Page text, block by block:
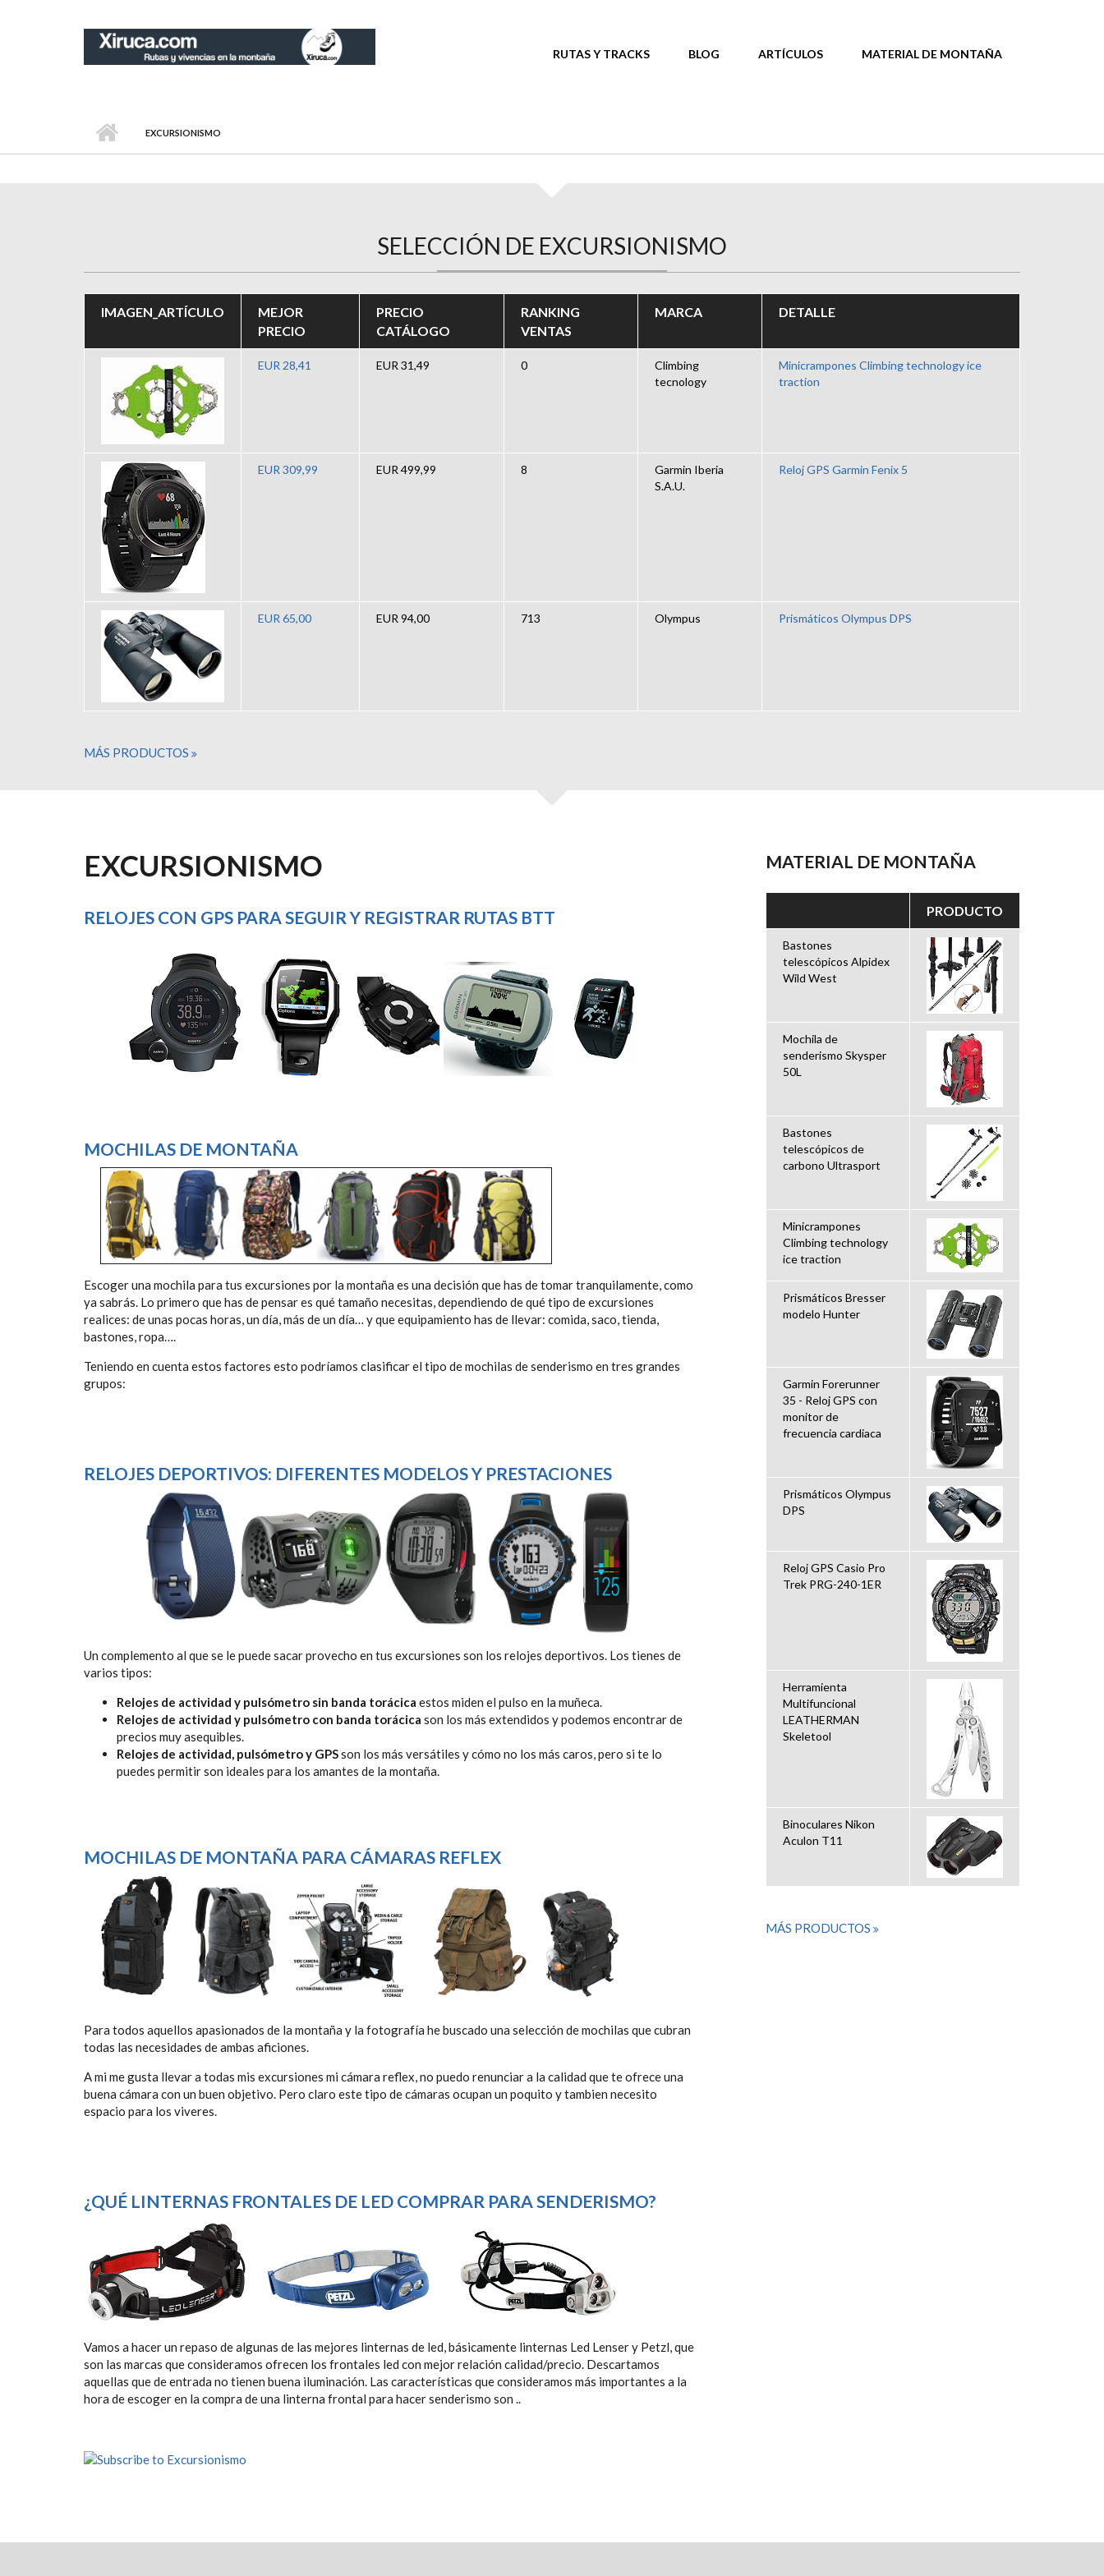
MENÚ PRINCIPALRUTAS Y TRACKS BLOG ARTÍCULOS MATERIAL DE MONTAÑA
EXCURSIONISMO
SELECCIÓN DE EXCURSIONISMO
IMAGEN_ARTÍCULO
MEJOR
PRECIO
PRECIO
CATÁLOGO
RANKING
VENTAS
MARCA DETALLE
EUR 28,41 EUR 31,49 0
Climbing
tecnology
Minicrampones Climbing technology ice
traction
EUR 309,99 EUR 499,99 8
Garmin Iberia
S.A.U.
Reloj GPS Garmin Fenix 5
EUR 65,00 EUR 94,00 713 Olympus Prismáticos Olympus DPS
MÁS PRODUCTOS
EXCURSIONISMO
RELOJES CON GPS PARA SEGUIR Y REGISTRAR RUTAS BTT
MOCHILAS DE MONTAÑA
Escoger una mochila para tus excursiones por la montaña es una decisión que has de tomar tranquilamente, como
ya sabrás. Lo primero que has de pensar es qué tamaño necesitas, dependiendo de qué tipo de excursiones
realices: de unas pocas horas, un día, más de un día… y que equipamiento has de llevar: comida, saco, tienda,
bastones, ropa….
Teniendo en cuenta estos factores esto podríamos clasificar el tipo de mochilas de senderismo en tres grandes
grupos:
RELOJES DEPORTIVOS: DIFERENTES MODELOS Y PRESTACIONES
Un complemento al que se le puede sacar provecho en tus excursiones son los relojes deportivos. Los tienes de
varios tipos:
Relojes de actividad y pulsómetro sin banda torácica estos miden el pulso en la muñeca.
Relojes de actividad y pulsómetro con banda torácica son los más extendidos y podemos encontrar de
precios muy asequibles.
Relojes de actividad, pulsómetro y GPSson los más versátiles y cómo no los más caros, pero si te lo
puedes permitir son ideales para los amantes de la montaña.
MOCHILAS DE MONTAÑA PARA CÁMARAS REFLEX
Para todos aquellos apasionados de la montaña y la fotografía he buscado una selección de mochilas que cubran
todas las necesidades de ambas aficiones.
A mi me gusta llevar a todas mis excursiones mi cámara reflex, no puedo renunciar a la calidad que te ofrece una
buena cámara con un buen objetivo. Pero claro este tipo de cámaras ocupan un poquito y tambien necesito
espacio para los viveres.
¿QUÉ LINTERNAS FRONTALES DE LED COMPRAR PARA SENDERISMO?
Vamos a hacer un repaso de algunas de las mejores linternas de led, básicamente linternas Led Lenser y Petzl, que
son las marcas que consideramos ofrecen los frontales led con mejor relación calidad/precio. Descartamos
aquellas que de entrada no tienen buena iluminación. Las características que consideramos más importantes a la
hora de escoger en la compra de una linterna frontal para hacer senderismo son ..
MATERIAL DE MONTAÑA
PRODUCTO
Bastones
telescópicos Alpidex
Wild West
Mochila de
senderismo Skysper
50L
Bastones
telescópicos de
carbono Ultrasport
Minicrampones
Climbing technology
ice traction
Prismáticos Bresser
modelo Hunter
Garmin Forerunner
35 - Reloj GPS con
monitor de
frecuencia cardiaca
Prismáticos Olympus
DPS
Reloj GPS Casio Pro
Trek PRG-240-1ER
Herramienta
Multifuncional
LEATHERMAN
Skeletool
Binoculares Nikon
Aculon T11
MÁS PRODUCTOS